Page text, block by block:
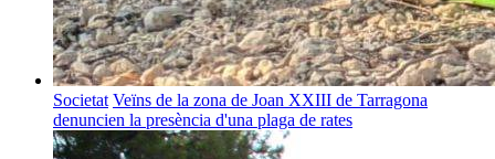
Societat Veïns de la zona de Joan XXIII de Tarragona
denuncien la presència d'una plaga de rates